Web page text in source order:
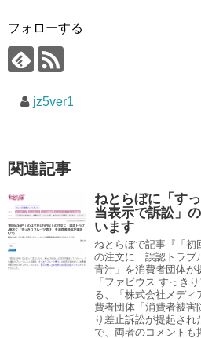
フォローする
jz5ver1
関連記事
ねとらぼに「す
当表示で訴訟」
います
ねとらぼで記事『「初
の注文に 誤認トラブ
青汁」を消費者団体が
「ファビウス すっき
る、「株式会社メディ
費者団体「消費者被害
り差止訴訟が提起さ
で、両者のコメントも